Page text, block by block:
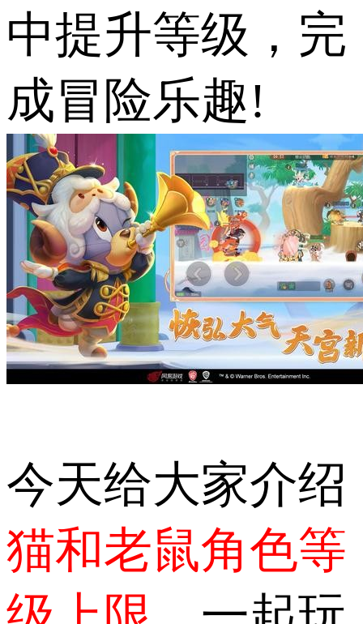
中提升等级，完
成冒险乐趣!
今天给大家介绍
猫和老鼠角色等